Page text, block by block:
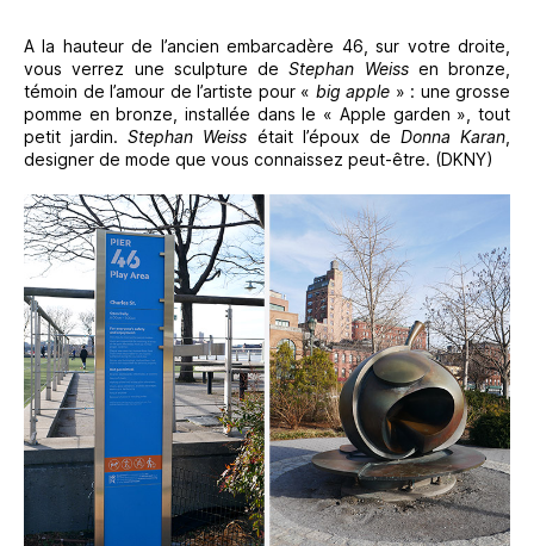
A la hauteur de l’ancien embarcadère 46, sur votre droite,
vous verrez une sculpture deStephan Weissen bronze,
témoin de l’amour de l’artiste pour « big apple » : une grosse
pomme en bronze, installée dans le « Apple garden », tout
petit jardin.Stephan Weiss était l’époux de Donna Karan
designer de mode que vous connaissez peut-être. (DKNY)